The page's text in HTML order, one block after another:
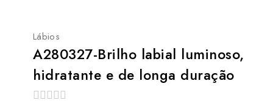
Lábios
A280327-Brilho labial luminoso,
hidratante e de longa duração